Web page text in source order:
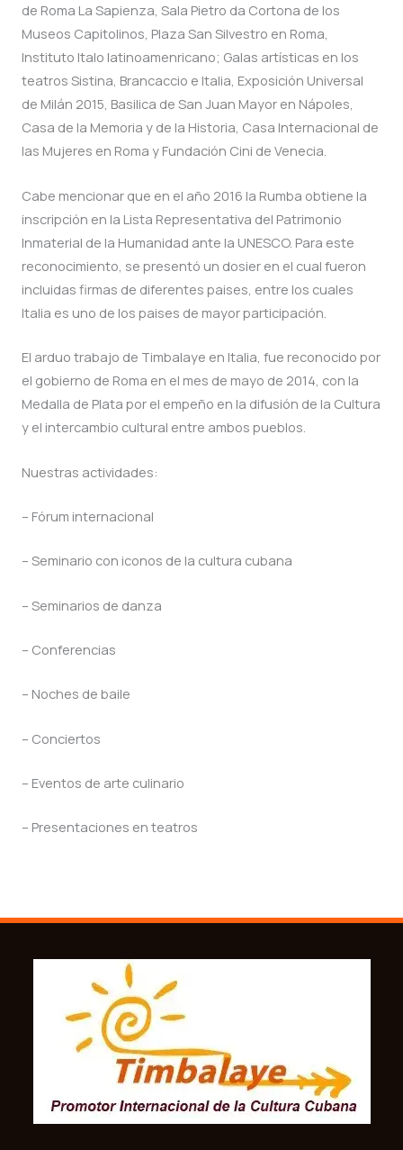
de Roma La Sapienza, Sala Pietro da Cortona de los
Museos Capitolinos, Plaza San Silvestro en Roma,
Instituto Italo latinoamenricano; Galas artísticas en los
teatros Sistina, Brancaccio e Italia, Exposición Universal
de Milán 2015, Basilica de San Juan Mayor en Nápoles,
Casa de la Memoria y de la Historia, Casa Internacional de
las Mujeres en Roma y Fundación Cini de Venecia.
Cabe mencionar que en el año 2016 la Rumba obtiene la
inscripción en la Lista Representativa del Patrimonio
Inmaterial de la Humanidad ante la UNESCO. Para este
reconocimiento, se presentó un dosier en el cual fueron
incluidas firmas de diferentes paises, entre los cuales
Italia es uno de los paises de mayor participación.
El arduo trabajo de Timbalaye en Italia, fue reconocido por
el gobierno de Roma en el mes de mayo de 2014, con la
Medalla de Plata por el empeño en la difusión de la Cultura
y el intercambio cultural entre ambos pueblos.
Nuestras actividades:
– Fórum internacional
– Seminario con iconos de la cultura cubana
– Seminarios de danza
– Conferencias
– Noches de baile
– Conciertos
– Eventos de arte culinario
– Presentaciones en teatros